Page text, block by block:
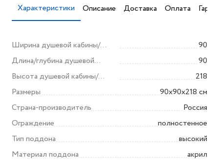
Характеристики Описание Доставка Оплата
Ширина душевой кабины/
ограждения (мм)
90
Длина/глубина душевой
кабины/ограждения (мм)
90
Высота душевой кабины/
ограждения (мм)
218
Размеры
90х90х218 см
Страна-производитель
Россия
Ограждение
полностенное
Тип поддона
высокий
Материал поддона
акрил